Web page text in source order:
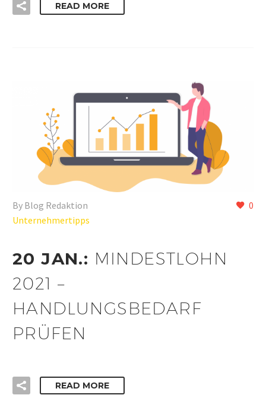
READ MORE
0
By Blog Redaktion
Unternehmertipps
20 JAN.: MINDESTLOHN
2021 –
HANDLUNGSBEDARF
PRÜFEN
READ MORE